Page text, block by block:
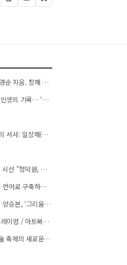
그립다는 말 대신┃최경순 지음. 창해 펴냄. 136쪽. 1만4천원
시구절에 담아내는 내 인생의 기록… ‘시로 쓰는 자서전’
일상의 현상학과 존재의 서사: 일상재(日常材)의 시적 환치와 자아 성찰】
여름을 지나는 네 개의 시선 "정덕원, 나지윤, 민선홍, 정윤하 작가" 4인 展
【의식의 풍경화: 시적 언어로 구축하는 실존의 미학】
‘인생은 사랑의 여정’…양승본, ‘그리움의 빛’
▶ 구름들 에드워드 그레이엄 / 아트북스 / 288쪽
성동미술협회, 문화예술 축제의 새로운 시작 ‘2026 서울숲 국제 아트 페스타’ 개최